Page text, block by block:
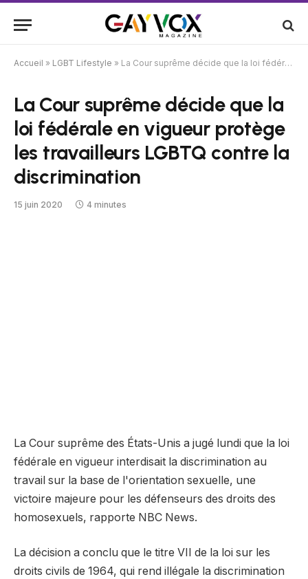
Accueil » LGBT Lifestyle » La Cour suprême décide que la loi fédérale en vigueur protège les travailleurs LGBTQ contre la discrimination
La Cour suprême décide que la
loi fédérale en vigueur protège
les travailleurs LGBTQ contre la
discrimination
15 juin 2020 4 minutes
La Cour suprême des États-Unis a jugé lundi que la loi
fédérale en vigueur interdisait la discrimination au
travail sur la base de l'orientation sexuelle, une
victoire majeure pour les défenseurs des droits des
homosexuels, rapporte NBC News.
La décision a conclu que le titre VII de la loi sur les
droits civils de 1964, qui rend illégale la discrimination